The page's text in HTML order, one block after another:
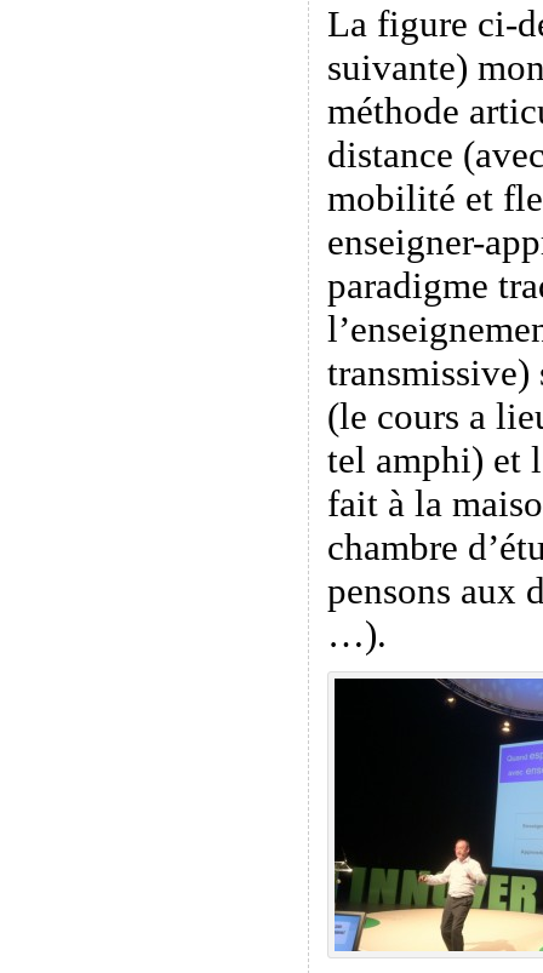
La figure ci-
suivante)
méthode
distance
mobilité et
enseigner-
paradigme
transmissive)
(le cours a
tel amphi) et
fait à la
chambre
pensons aux
…).